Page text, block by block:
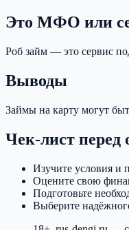
Это МФО или
Роб займ — это сервис
Выводы
Займы на карту могут
Чек-лист перед
Изучите условия и
Оцените свою
Подготовьте
Выберите